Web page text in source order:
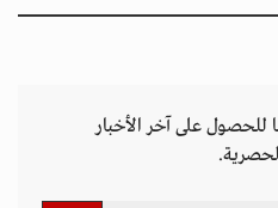
للحصول على آخر الأخبار